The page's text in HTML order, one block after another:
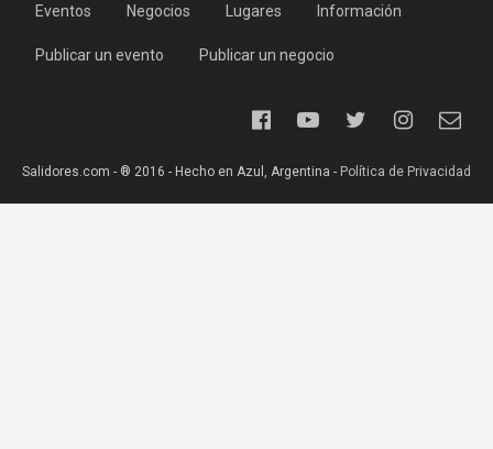
Eventos Negocios Lugares Información
Publicar un evento Publicar un negocio
Salidores.com - ® 2016 - Hecho en Azul, Argentina - Política de Privacidad